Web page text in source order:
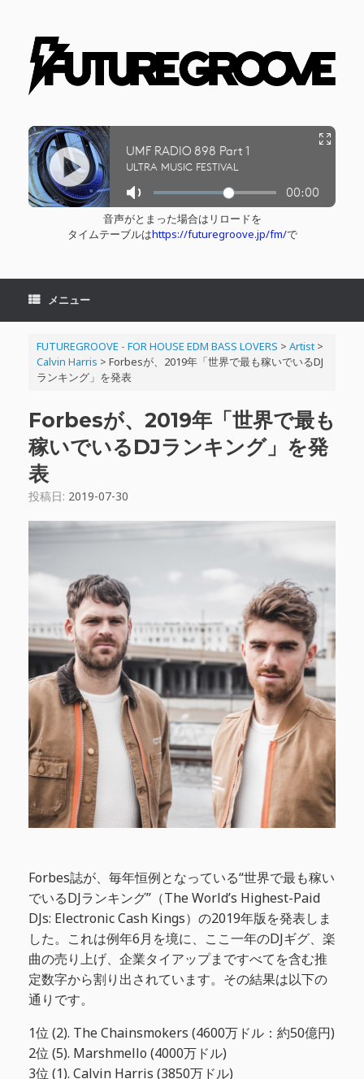
音声がとまった場合はリロードを
タイムテーブルはhttps://futuregroove.jp/fm/で
メニュー
FUTUREGROOVE - FOR HOUSE EDM BASS LOVERS > Artist>
Calvin Harris > Forbesが、2019年「世界で最も稼いでいるDJ
ランキング」を発表
Forbesが、2019年「世界で最も
稼いでいるDJランキング」を発
表
投稿日: 2019-07-30
Forbes誌が、毎年恒例となっている“世界で最も稼い
でいるDJランキング”（The World’s Highest-Paid
DJs: Electronic Cash Kings）の2019年版を発表しま
した。これは例年6月を境に、ここ一年のDJギグ、楽
曲の売り上げ、企業タイアップまですべてを含む推
定数字から割り出されています。その結果は以下の
通りです。
1位 (2). The Chainsmokers (4600万ドル：約50億円)
2位 (5). Marshmello (4000万ドル)
3位 (1). Calvin Harris (3850万ドル)